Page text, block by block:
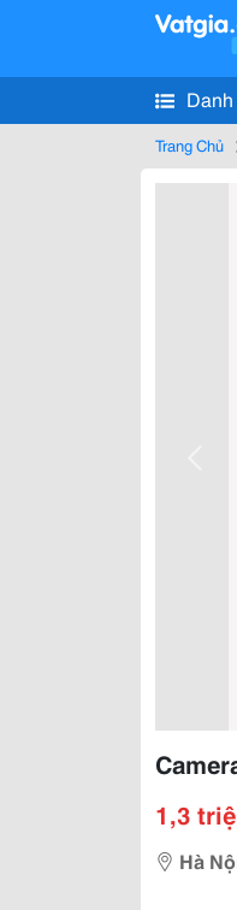
Trang Chủ
1,3
Hà